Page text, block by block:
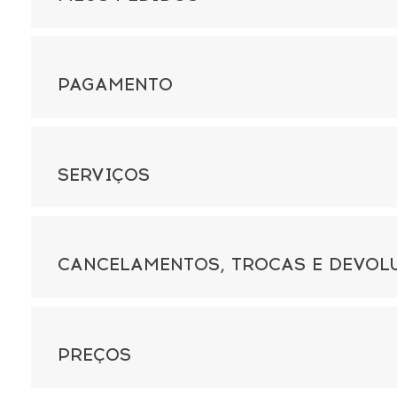
PAGAMENTO
SERVIÇOS
CANCELAMENTOS, TROCAS E
PREÇOS